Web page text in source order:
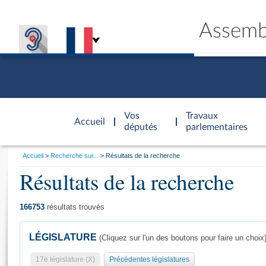
Accueil
d'accueil
Vos
députés
Travaux
parlementaires
Général
Vous
Accueil Recherche sur... Résultats de la recherche
Résultats de la recherche
166753 résultats trouvés
LÉGISLATURE (Cliquez sur l'un des boutons pour faire un choix)
17e législature (X) Précédentes législatures